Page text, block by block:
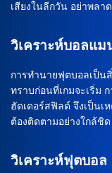
เสียงในลีกวัน อย่าพล
วิเคราะห์บอลแม
การทำนายฟุตบอลเป็
ทราบก่อนที่เกมจะเริ่ม
ฮัดเดอร์สฟิลด์ จึงเป็น
ต้องติดตามอย่างใกล้ชิด
วิเคราะห์ฟุตบอล